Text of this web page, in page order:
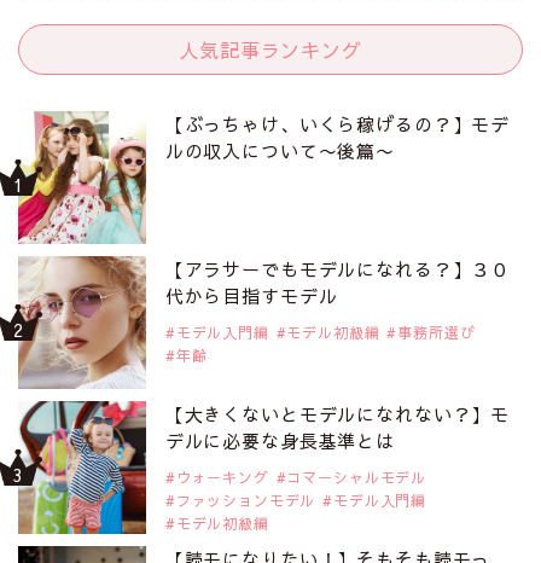
人気記事ランキング
【ぶっちゃけ、いくら稼げるの？】モデ
ルの収入について〜後篇〜
【アラサーでもモデルになれる？】３０
代から目指すモデル
モデル入門編 モデル初級編
事務所選び
年齢
【大きくないとモデルになれない？】モ
デルに必要な身長基準とは
ウォーキング
コマーシャルモデル
ファッションモデル
モデル入門編
モデル初級編